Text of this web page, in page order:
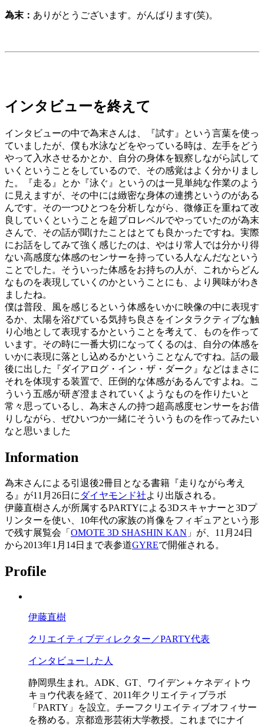
為末： ありがとうございます。がんばります(笑)。
インタビューを終えて
インタビューの中で為末さんは、『試す』という言葉を使っ
ていましたが、僕も水泳などをやっている時は、左手をどう
やって入水させるかとか、自分の身体を観察しながら試して
いくということをしているので、その感覚はよく分かりまし
た。『走る』とか『泳ぐ』というのは一見単純な作業のよう
に見えますが、その中には緻密な身体の連携というのがある
んです。その一つひとつを分析しながら、微修正を重ねて改
良していくということを超プロレベルでやっていたのが為末
さんで、その話が聞けたことはとても良かったですね。実際
にお話をしてみて強く感じたのは、やはり常人では分かり得
ない高感度な体感のセンサーを持っている人なんだなという
ことでした。そういった体感をお持ちの人が、これからどん
なものを表現していくのかということにも、より興味がわき
ましたね。
僕は普段、風を感じるという体感をいかに映像の中に表現す
るか、太陽を浴びている気持ち良さをインタラクティブな触
り心地として表現するかということを考えて、ものを作って
います。その時に一番大切になってくるのは、自分の体感を
いかに表現に落とし込めるかということなんですね。話の最
後に出した『ダイアログ・イン・ザ・ダーク』などはまさに
それを体現する装置で、圧倒的な体感があるんですよね。こ
ういう五感が研ぎ澄まされていくようなものを作りたいと
常々思っているし、為末さんの持つ超高感度センサーをお借
りしながら、ぜひいつか一緒にそういうものを作ってみたい
なと思いました
Information
為末さんによる引退後2冊目となる書籍『走りながら考え
る』が11月26日に ダイヤモンド社より出版される。
伊藤直樹さんが所属するPARTYによる3Dスキャナーと3Dプ
リンターを使い、10年代の家族の肖像をフィギュアという形
で残す展覧会「 OMOTE 3D SHASHIN KAN 」が、11月24日
から2013年1月14日まで表参道GYREで開催される。
Profile
伊藤直樹
クリエイティブディレクター／PARTY代表
インタビューした人
静岡県生まれ。ADK、GT、ワイデン＋ケネディトウ
キョウ代表を経て、2011年クリエイティブラボ
「PARTY」を設立。チーフクリエイティブオフィサー
を務める。京都造形芸術大学教授。これまでにナイ